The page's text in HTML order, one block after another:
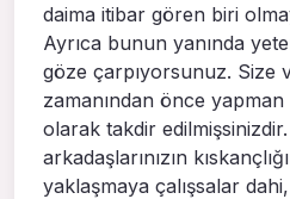
daima itibar gören biri
Ayrıca bunun yanında
göze çarpıyorsunuz. Size
zamanından önce
olarak takdir
arkadaşlarınızın
yaklaşmaya çalışsalar